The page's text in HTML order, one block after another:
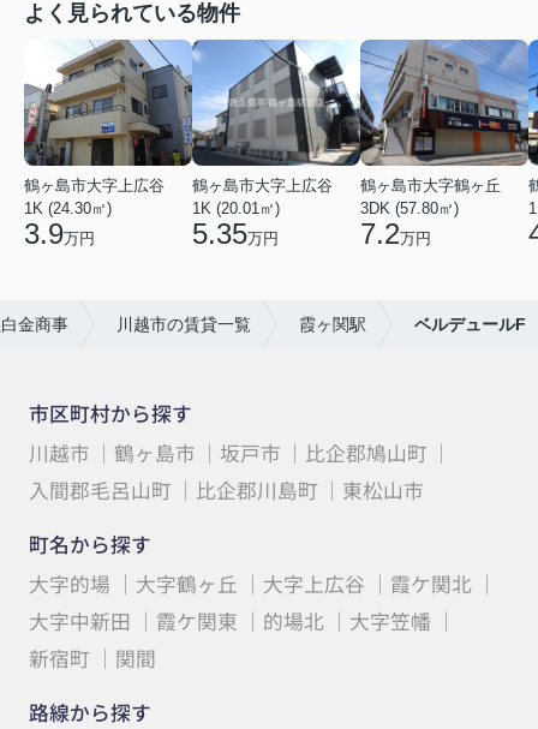
よく見られている物件
鶴ヶ島市大字上広谷
1K (24.30㎡)
3.9万円
鶴ヶ島市大字上広谷
1K (20.01㎡)
5.35万円
鶴ヶ島市大字鶴ヶ丘
3DK (57.80㎡)
7.2万円
金商事 川越市の賃貸一覧 霞ヶ関駅 ベルデュールF
市区町村から探す
川越市
鶴ヶ島市 坂戸市
比企郡鳩山町
入間郡毛呂山町
比企郡川島町
東松山市
町名から探す
大字的場
大字鶴ヶ丘 大字上広谷
霞ケ関北
大字中新田
霞ケ関東 的場北
大字笠幡
新宿町
関間
路線から探す